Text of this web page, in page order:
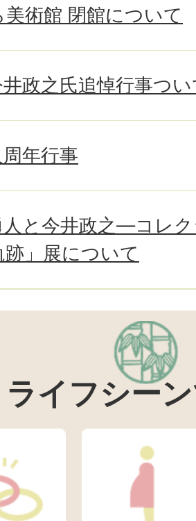
術館 閉館について
政之氏追悼行事つ
年行事
人と今井政之―コレ
」展について
ライフシー